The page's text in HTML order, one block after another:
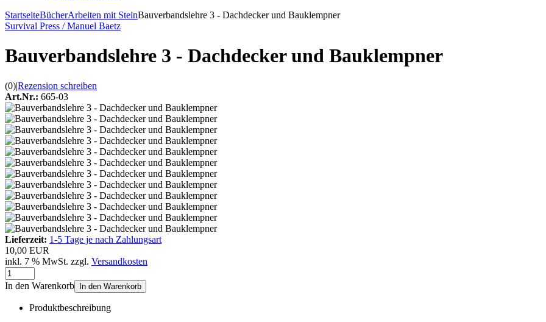
StartseiteBücherArbeiten mit SteinBauverbandslehre 3 - Dachdecker und Bauklempner
Survival Press / Manuel Baetz
Bauverbandslehre 3 - Dachdecker und Bauklempner
(0)|Rezension schreiben
Art.Nr.: 665-03
Lieferzeit: 1-5 Tage je nach Zahlungsart
10,00 EUR
inkl. 7 % MwSt. zzgl. Versandkosten
In den Warenkorb In den Warenkorb
Produktbeschreibung